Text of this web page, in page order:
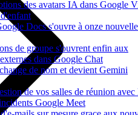
des avatars IA dans Google
Docs s'ouvre à onze
de groupe s'ouvrent enfin aux
dans Google Chat
de nom et devient Gemini
de vos salles de réunion avec
Google Meet